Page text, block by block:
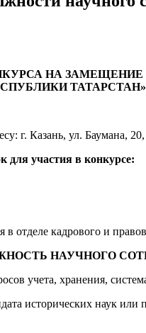
НА
ТАТАРСТАН»
г. Казань, ул. Баумана,
для участия в конкурсе:
в отделе кадрового и
НАУЧНОГО
учета, хранения,
исторических наук